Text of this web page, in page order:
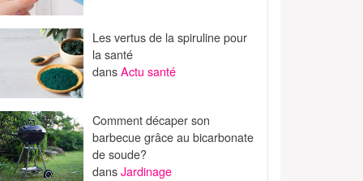
Les vertus de la spiruline pour
la santé
dansActu santé
Comment décaper son
barbecue grâce au bicarbonate
de soude?
dansJardinage